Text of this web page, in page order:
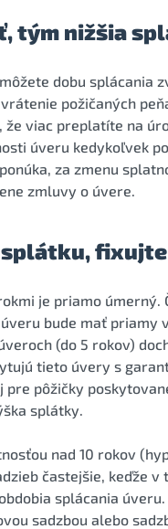
tým nižšia
dobu splácania
požičaných
viac preplatíte na
úveru kedykoľvek
za zmenu
zmluvy o úvere.
splátku,
je priamo
bude mať priamy
(do 5 rokov)
tieto úvery s
pôžičky
splátky.
nad 10 rokov
častejšie, keďže
splácania
sadzbou alebo